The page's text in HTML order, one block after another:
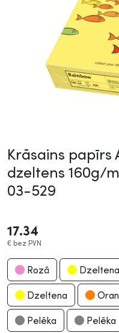
Krāsains papīrs
dzeltens 160g/
03-529
17.34
€ bez PVN
Rozā Dzeltena
Dzeltena
Pelēka Pelēka